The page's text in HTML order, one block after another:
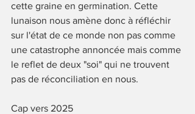
cette graine en germination. Cette
lunaison nous amène donc à réfléchir
sur l'état de ce monde non pas comme
une catastrophe annoncée mais comme
le reflet de deux "soi" qui ne trouvent
pas de réconciliation en nous.
Cap vers 2025